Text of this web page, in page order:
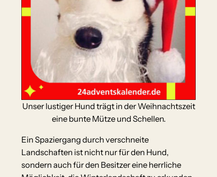
Unser lustiger Hund trägt in der Weihnachtszeit
eine bunte Mütze und Schellen.
Ein Spaziergang durch verschneite
Landschaften ist nicht nur für den Hund,
sondern auch für den Besitzer eine herrliche